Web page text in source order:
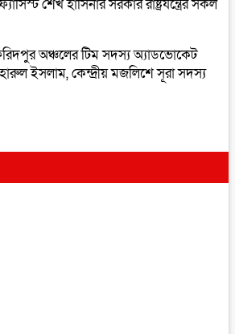
শেখ হাসিনার সরকার রাষ্ট্রযন্ত্রের সকল
ফরিদপুর অঞ্চলের টিম সদস্য অ্যাডভোকেট
ইসলাম, কেন্দ্রীয় মজলিশে সূরা সদস্য